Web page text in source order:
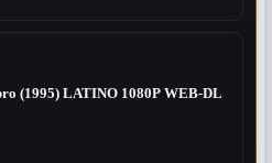
(1995) LATINO 1080P WEB-DL